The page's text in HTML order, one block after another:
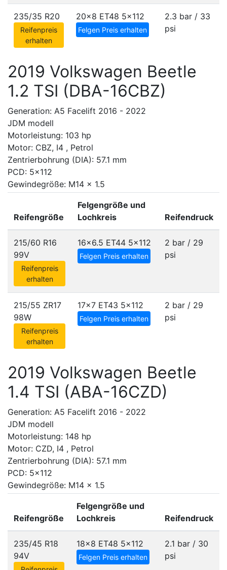
235/35 R20
Reifenpreis
erhalten
20x8 ET48 5x112
Felgen Preis erhalten
2.3 bar / 33
psi
2019 Volkswagen Beetle
1.2 TSI (DBA-16CBZ)
Generation: A5 Facelift 2016 - 2022
JDM modell
Motorleistung: 103 hp
Motor: CBZ, I4 , Petrol
Zentrierbohrung (DIA): 57.1 mm
PCD: 5x112
Gewindegröße: M14 x 1.5
Reifengröße
Felgengröße und
Lochkreis
Reifendruck
215/60 R16
99V
Reifenpreis
erhalten
16x6.5 ET44 5x112
Felgen Preis erhalten
2 bar / 29
psi
215/55 ZR17
98W
Reifenpreis
erhalten
17x7 ET43 5x112
Felgen Preis erhalten
2 bar / 29
psi
2019 Volkswagen Beetle
1.4 TSI (ABA-16CZD)
Generation: A5 Facelift 2016 - 2022
JDM modell
Motorleistung: 148 hp
Motor: CZD, I4 , Petrol
Zentrierbohrung (DIA): 57.1 mm
PCD: 5x112
Gewindegröße: M14 x 1.5
Reifengröße
Felgengröße und
Lochkreis
Reifendruck
235/45 R18
94V
18x8 ET48 5x112
Felgen Preis erhalten
2.1 bar / 30
psi